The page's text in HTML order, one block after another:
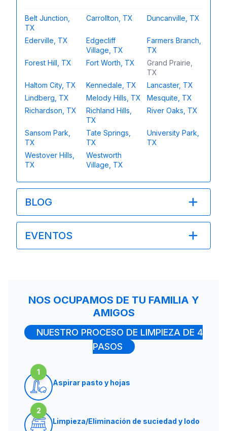
Belt Junction,
TX
Carrollton, TX Duncanville, TX
Ederville, TX
Edgecliff
Village, TX
Farmers Branch,
TX
Forest Hill, TX
Fort Worth, TX
Grand Prairie,
TX
Haltom City, TX
Kennedale, TX
Lancaster, TX
Lindberg, TX
Melody Hills, TX
Mesquite, TX
Richardson, TX
Richland Hills,
TX
River Oaks, TX
Sansom Park,
TX
Tate Springs,
TX
University Park,
TX
Westover Hills,
TX
Westworth
Village, TX
BLOG
EVENTOS
NOS OCUPAMOS DE TU FAMILIA Y
AMIGOS
NUESTRO PROCESO DE LIMPIEZA DE 4
PASOS
1
Aspirar pasto y hojas
2
Limpieza/Eliminación de suciedad y lodo